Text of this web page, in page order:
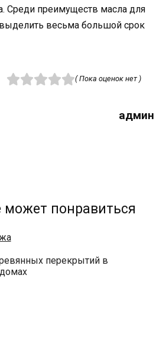
Среди преимуществ масла для
весьма большой срок
( Пока оценок нет )
админ
понравиться
перекрытий в